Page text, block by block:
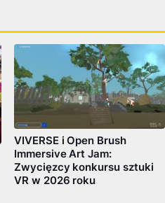
VIVERSE i Open Brush
Immersive Art Jam:
Zwycięzcy konkursu sztuki
VR w 2026 roku